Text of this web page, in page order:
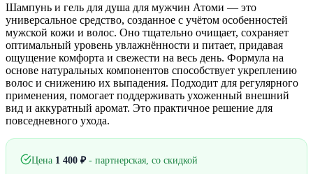
Шампунь и гель для душа для мужчин Атоми — это
универсальное средство, созданное с учётом особенностей
мужской кожи и волос. Оно тщательно очищает, сохраняет
оптимальный уровень увлажнённости и питает, придавая
ощущение комфорта и свежести на весь день. Формула на
основе натуральных компонентов способствует укреплению
волос и снижению их выпадения. Подходит для регулярного
применения, помогает поддерживать ухоженный внешний
вид и аккуратный аромат. Это практичное решение для
повседневного ухода.
Цена 1 400 ₽- партнерская, со скидкой